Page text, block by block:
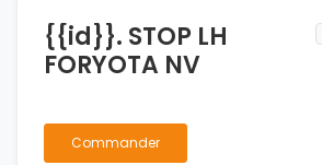
{{id}}. STOP LH
FORYOTA NV
Commander